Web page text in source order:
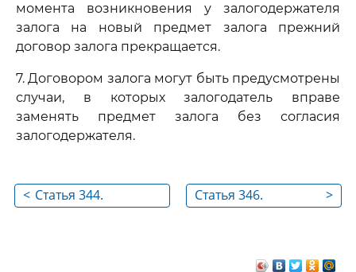
момента возникновения у залогодержателя
залога на новый предмет залога прежний
договор залога прекращается.
7. Договором залога могут быть предусмотрены
случаи, в которых залогодатель вправе
заменять предмет залога без согласия
залогодержателя.
< Статья 344.
>
Статья 346.
предметом залога